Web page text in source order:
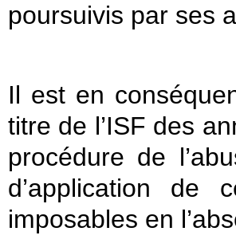
poursuivis par ses
Il est en
titre de l’ISF des
procédure de
d’application de
imposables en